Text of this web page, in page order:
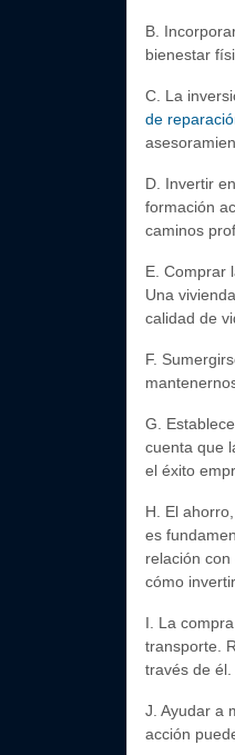
B.
bienestar
C. La
de
D. Invertir
formación
caminos
E. Comprar
Una
calidad de
F.
G.
cuenta que
el éxito
H. El
es
relación
cómo
I. La
transporte.
través de él.
J. Ayudar a
acción